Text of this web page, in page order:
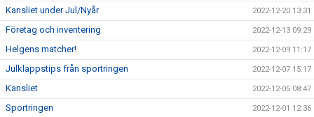
Kansliet under Jul/Nyår 2022-12-20 13:31
Företag och inventering 2022-12-13 09:29
Helgens matcher! 2022-12-09 11:17
Julklappstips från sportringen 2022-12-07 15:17
Kansliet 2022-12-05 08:47
Sportringen 2022-12-01 12:36